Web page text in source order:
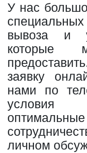
У нас
вывоза и
которые
заявку
нами по
личном